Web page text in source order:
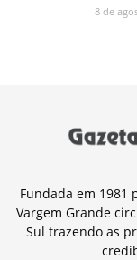
8 de
Fundada em 1981
Vargem Grande
Sul trazendo as